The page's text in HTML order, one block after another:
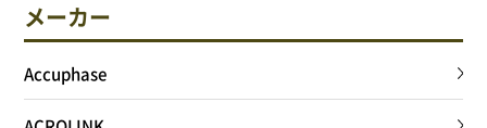
フォームからお問合せ
メーカー
Accuphase